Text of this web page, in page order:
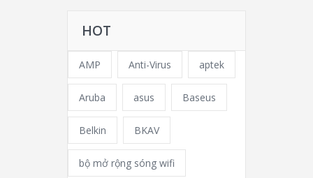
HOT
AMP Anti-Virus aptek
Aruba asus Baseus
Belkin BKAV
bộ mở rộng sóng wifi